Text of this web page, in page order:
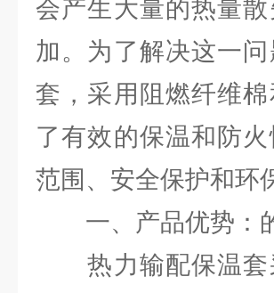
会产生大量的热量
加。为了解决这一
套，采用阻燃纤维
了有效的保温和防
范围、安全保护和环
一、产品优势：
热力输配保温套